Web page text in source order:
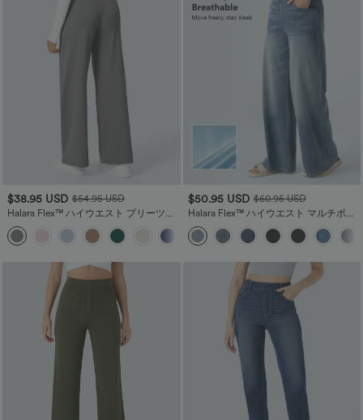
$38.95 USD $54.95 USD
Halara Flex™ ハイウエスト プリーツサ
イドポケット ストレートレッグ ワーク
パンツ
+22
$50.95 USD $60.95 USD
Halara Flex™ ハイウエスト マルチポケ
ット ワイドレッグ ウォッシュ加工 スト
レッチニット カジュアルジーンズ